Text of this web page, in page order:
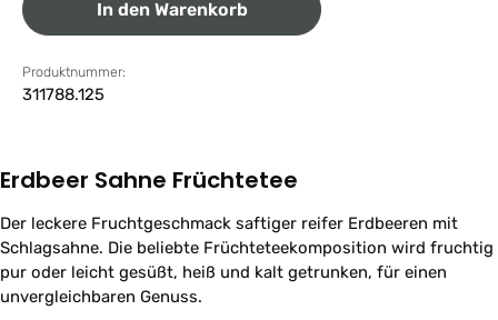
In den Warenkorb
Produktnummer:
311788.125
Erdbeer Sahne Früchtetee
Der leckere Fruchtgeschmack saftiger reifer Erdbeeren mit
Schlagsahne. Die beliebte Früchteteekomposition wird fruchtig
pur oder leicht gesüßt, heiß und kalt getrunken, für einen
unvergleichbaren Genuss.